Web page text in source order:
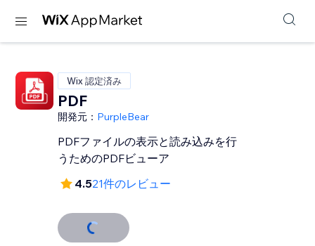
Wix 認定済み
PDF
開発元： PurpleBear
PDFファイルの表示と読み込みを行
うためのPDFビューア
4.521件のレビュー